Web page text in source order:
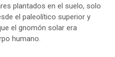
plantados en el suelo, solo
el paleolítico superior y
el gnomón solar era
humano.